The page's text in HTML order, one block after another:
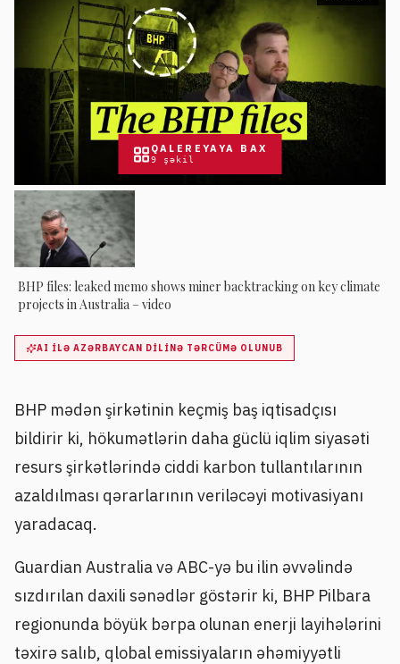
QALEREYAYA BAX
9 şəkil
BHP files: leaked memo shows miner backtracking on key climate
projects in Australia – video
AI ILƏ AZƏRBAYCAN DILINƏ TƏRCÜMƏ OLUNUB
BHP mədən şirkətinin keçmiş baş iqtisadçısı
bildirir ki, hökumətlərin daha güclü iqlim siyasəti
resurs şirkətlərində ciddi karbon tullantılarının
azaldılması qərarlarının veriləcəyi motivasiyanı
yaradacaq.
Guardian Australia və ABC-yə bu ilin əvvəlində
sızdırılan daxili sənədlər göstərir ki, BHP Pilbara
regionunda böyük bərpa olunan enerji layihələrini
təxirə salıb, qlobal emissiyaların əhəmiyyətli